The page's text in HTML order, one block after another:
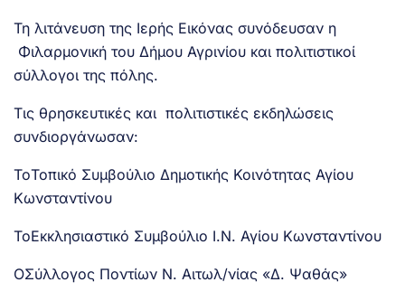
Τη λιτάνευση της Ιερής Εικόνας συνόδευσαν η
Φιλαρμονική του Δήμου Αγρινίου και πολιτιστικοί
σύλλογοι της πόλης.
Τις θρησκευτικές και πολιτιστικές εκδηλώσεις
συνδιοργάνωσαν:
ToΤοπικό Συμβούλιο Δημοτικής Κοινότητας Αγίου
Κωνσταντίνου
ToΕκκλησιαστικό Συμβούλιο Ι.Ν. Αγίου Κωνσταντίνου
OΣύλλογος Ποντίων Ν. Αιτωλ/νίας «Δ. Ψαθάς»